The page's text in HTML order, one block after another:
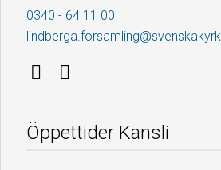
0340 - 64 11 00
Öppettider Kansli